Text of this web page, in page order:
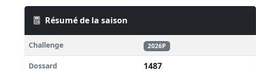
Résumé de la saison
Challenge 2026P
Dossard 1487